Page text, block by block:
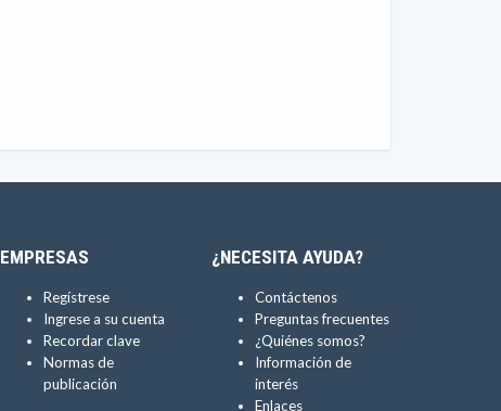
EMPRESAS
Regístrese
Ingrese a su cuenta
Recordar clave
Normas de
publicación
¿NECESITA AYUDA?
Contáctenos
Preguntas frecuentes
¿Quiénes somos?
Información de
interés
Enlaces